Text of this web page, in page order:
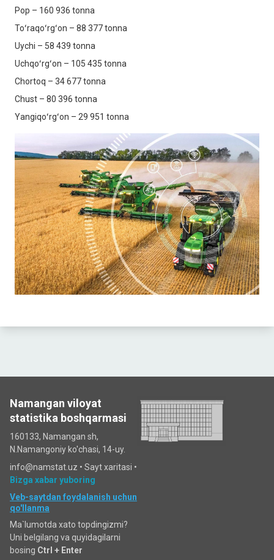
Pop – 160 936 tonna
Toʻraqoʻrgʻon – 88 377 tonna
Uychi – 58 439 tonna
Uchqoʻrgʻon – 105 435 tonna
Chortoq – 34 677 tonna
Chust – 80 396 tonna
Yangiqoʻrgʻon – 29 951 tonna
Namangan viloyat
statistika boshqarmasi
160133, Namangan sh,
N.Namangoniy ko'chasi, 14-uy.
info@namstat.uz • Sayt xaritasi •
Bizga xabar yuboring
Veb-saytdan foydalanish uchun
qo'llanma
Ma`lumotda xato topdingizmi?
Uni belgilang va quyidagilarni
bosing Ctrl + Enter